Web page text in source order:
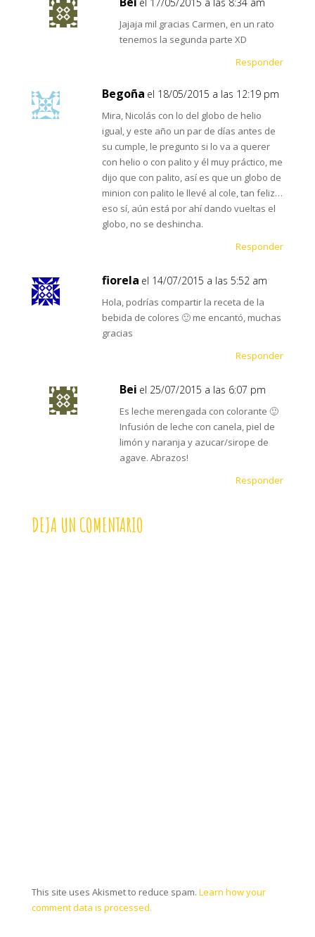
Jajaja mil gracias Carmen, en un rato
tenemos la segunda parte XD
Responder
Begoña el 18/05/2015 a las 12:19 pm
Mira, Nicolás con lo del globo de helio
igual, y este año un par de días antes de
su cumple, le pregunto si lo va a querer
con helio o con palito y él muy práctico, me
dijo que con palito, así es que un globo de
minion con palito le llevé al cole, tan feliz…
eso sí, aún está por ahí dando vueltas el
globo, no se deshincha.
Responder
fiorela el 14/07/2015 a las 5:52 am
Hola, podrías compartir la receta de la
bebida de colores 🙂 me encantó, muchas
gracias
Responder
Bei el 25/07/2015 a las 6:07 pm
Es leche merengada con colorante 🙂
Infusión de leche con canela, piel de
limón y naranja y azucar/sirope de
agave. Abrazos!
Responder
DEJA UN COMENTARIO
This site uses Akismet to reduce spam. Learn how your
comment data is processed.